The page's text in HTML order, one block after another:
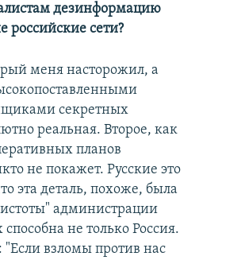
дезинформацию
российские сети?
меня насторожил, а
секретных
реальная. Второе, как
планов
не покажет. Русские это
эта деталь, похоже, была
администрации
не только Россия.
взломы против нас